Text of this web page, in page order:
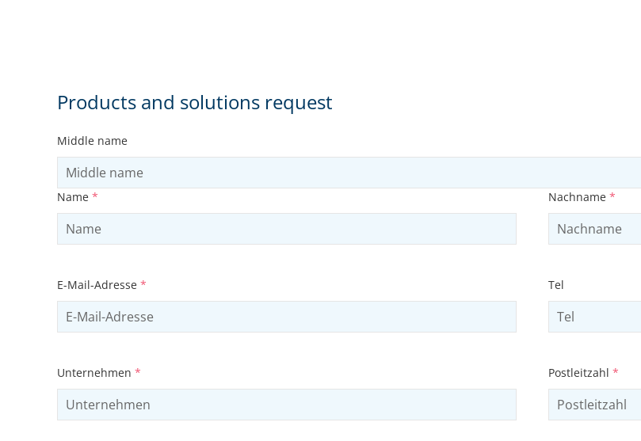
Products and solutions request
Middle name
Name * Nachname *
E-Mail-Adresse * Tel
Unternehmen * Postleitzahl *